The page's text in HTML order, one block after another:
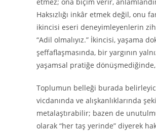
Haksızlığı inkâr etmek değil, onu
ikincisi eseri deneyimleyenlerin
“Adil olmalıyız.” İkincisi, yaşama
şeffaflaşmasında, bir yargının
yaşamsal pratiğe
Toplumun belleği burada
vicdanında ve alışkanlıklarında
metalaştırabilir; bazen de
olarak “her taş yerinde” diyerek